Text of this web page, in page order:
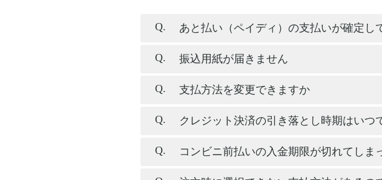
あと払い（ペイディ）の支払いが確定し
振込用紙が届きません
支払方法を変更できますか
クレジット決済の引き落とし時期はいつ
コンビニ前払いの入金期限が切れてしま